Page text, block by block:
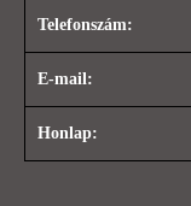
Telefonszám:
E-mail:
Honlap: